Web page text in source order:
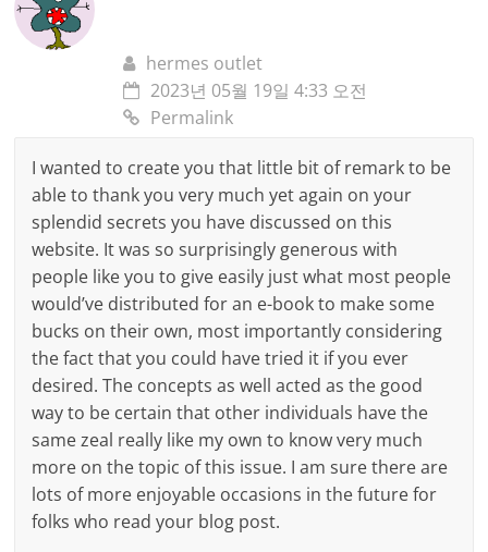
hermes outlet
2023년 05월 19일 4:33 오전
Permalink
I wanted to create you that little bit of remark to be
able to thank you very much yet again on your
splendid secrets you have discussed on this
website. It was so surprisingly generous with
people like you to give easily just what most people
would’ve distributed for an e-book to make some
bucks on their own, most importantly considering
the fact that you could have tried it if you ever
desired. The concepts as well acted as the good
way to be certain that other individuals have the
same zeal really like my own to know very much
more on the topic of this issue. I am sure there are
lots of more enjoyable occasions in the future for
folks who read your blog post.